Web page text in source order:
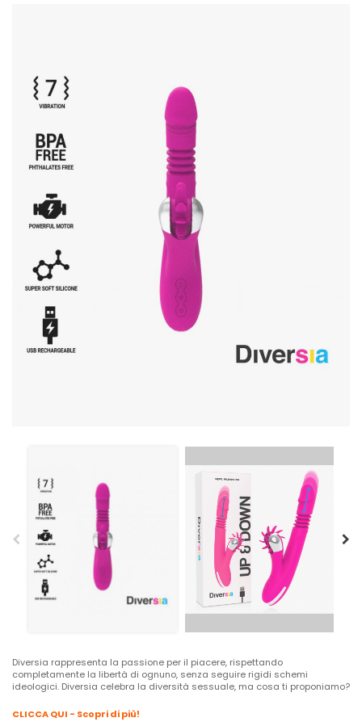
Diversia rappresenta la passione per il piacere, rispettando
completamente la libertà di ognuno, senza seguire rigidi schemi
ideologici. Diversia celebra la diversità sessuale, ma cosa ti proponiamo?
CLICCA QUI - Scopri di più!